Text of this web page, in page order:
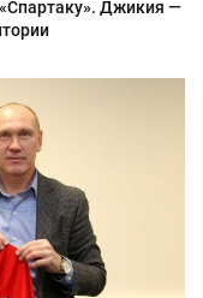
Джикия —